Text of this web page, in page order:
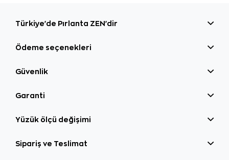
Türkiye'de Pırlanta ZEN'dir
Ödeme seçenekleri
Güvenlik
Garanti
Yüzük ölçü değişimi
Sipariş ve Teslimat